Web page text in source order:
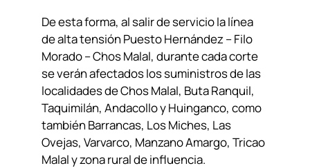
De esta forma, al salir de servicio la línea
de alta tensión Puesto Hernández – Filo
Morado – Chos Malal, durante cada corte
se verán afectados los suministros de las
localidades de Chos Malal, Buta Ranquil,
Taquimilán, Andacollo y Huinganco, como
también Barrancas, Los Miches, Las
Ovejas, Varvarco, Manzano Amargo, Tricao
Malal y zona rural de influencia.